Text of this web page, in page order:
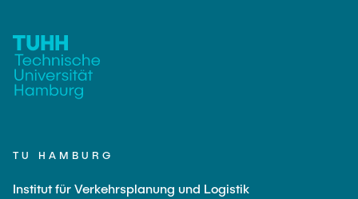
TU HAMBURG
Institut für Verkehrsplanung und Logistik